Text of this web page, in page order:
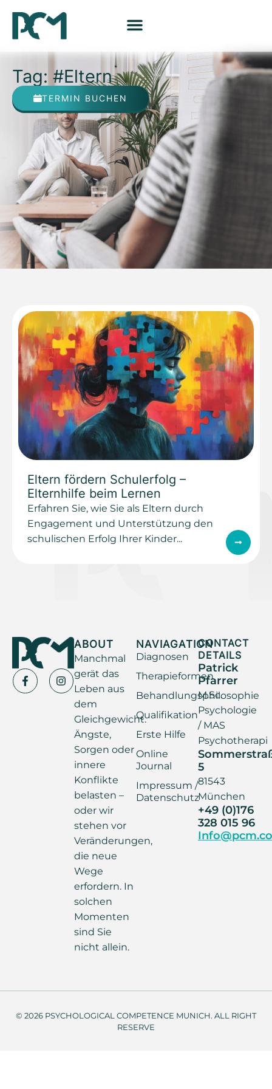
Tag: #Eltern
TERMIN BUCHEN
Eltern fördern Schulerfolg –
Elternhilfe beim Lernen
Erfahren Sie, wie Sie als Eltern durch
Engagement und Unterstützung den
schulischen Erfolg Ihrer Kinder...
ABOUT
Manchmal
gerät das
Leben aus
dem
Gleichgewicht.
Ängste,
Sorgen oder
innere
Konflikte
belasten –
oder wir
stehen vor
Veränderungen,
die neue
Wege
erfordern. In
solchen
Momenten
sind Sie
nicht allein.
NAVIAGATION
Diagnosen
Therapieformen
Behandlungsphilosophie
Qualifikation
Erste Hilfe
Online
Journal
Impressum /
Datenschutz
CONTACT
DETAILS
Patrick
Pfarrer
M.Sc.
Psychologie
/ MAS
Psychotherapi
5
81543
München
+49 (0)176
328 015 96
© 2026 PSYCHOLOGICAL COMPETENCE MUNICH. ALL RIGHT
RESERVE